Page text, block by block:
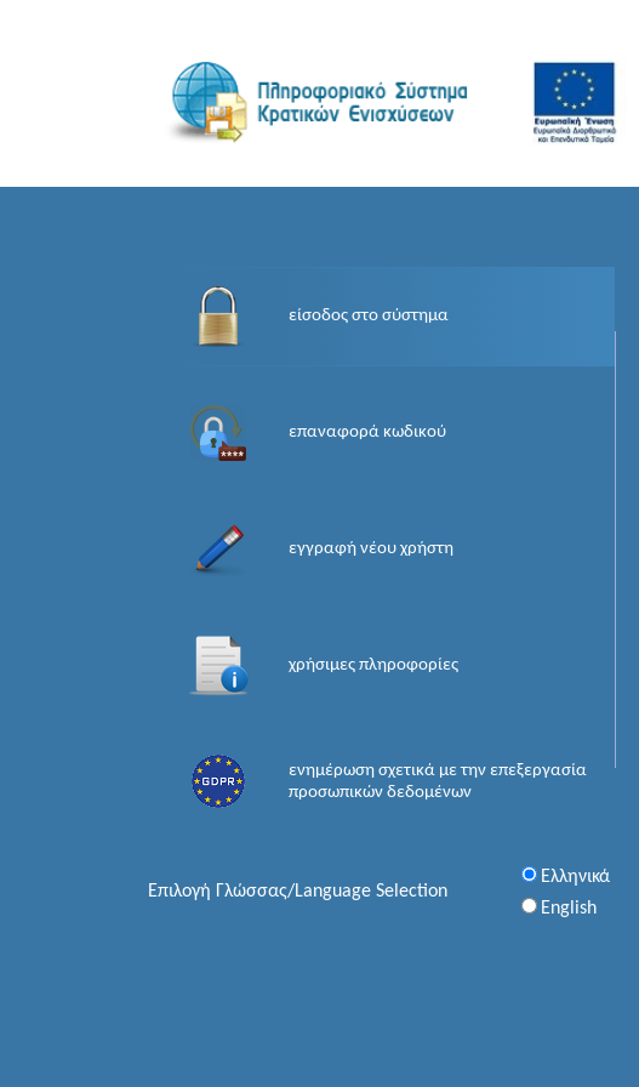
είσοδος στο σύστημα
επαναφορά κωδικού
εγγραφή νέου χρήστη
χρήσιμες πληροφορίες
ενημέρωση σχετικά με την επεξεργασία
προσωπικών δεδομένων
Επιλογή Γλώσσας/Language Selection
Ελληνικά
English